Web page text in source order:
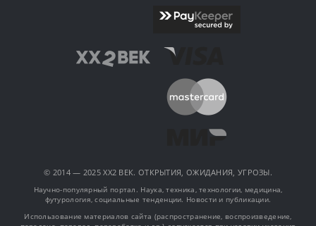
© 2014 — 2025 XX2 ВЕК. ОТКРЫТИЯ, ОЖИДАНИЯ, УГРОЗЫ.
Научно-популярный портал. Наука, техника, технологии, медицина,
футурология, социальные тенденции. Новости и публикации.
Использование материалов сайта (распространение, воспроизведение,